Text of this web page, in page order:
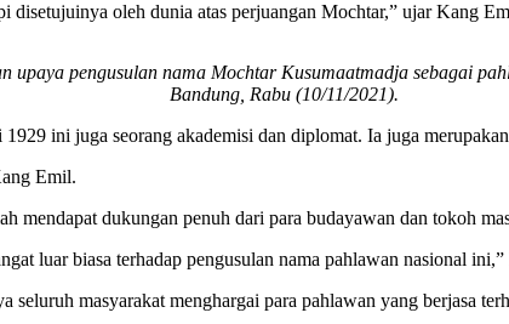
disetujuinya oleh dunia atas perjuangan Mochtar,” ujar Kang
upaya pengusulan nama Mochtar Kusumaatmadja sebagai
Bandung, Rabu (10/11/2021).
ini juga seorang akademisi dan diplomat. Ia juga
Emil.
mendapat dukungan penuh dari para budayawan dan tokoh
luar biasa terhadap pengusulan nama pahlawan nasional
masyarakat menghargai para pahlawan yang berjasa